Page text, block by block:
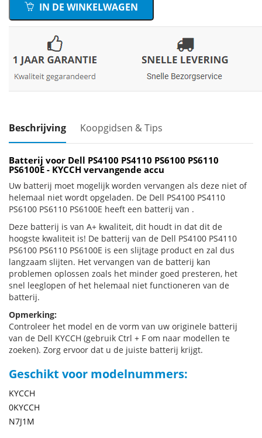
IN DE WINKELWAGEN
Beschrijving Koopgidsen & Tips
Batterij voor Dell PS4100 PS4110 PS6100 PS6110
PS6100E - KYCCH vervangende accu
Uw batterij moet mogelijk worden vervangen als deze niet of
helemaal niet wordt opgeladen. De Dell PS4100 PS4110
PS6100 PS6110 PS6100E heeft een batterij van .
Deze batterij is van A+ kwaliteit, dit houdt in dat dit de
hoogste kwaliteit is! De batterij van de Dell PS4100 PS4110
PS6100 PS6110 PS6100E is een slijtage product en zal dus
langzaam slijten. Het vervangen van de batterij kan
problemen oplossen zoals het minder goed presteren, het
snel leeglopen of het helemaal niet functioneren van de
batterij.
Opmerking:
Controleer het model en de vorm van uw originele batterij
van de Dell KYCCH (gebruik Ctrl + F om naar modellen te
zoeken). Zorg ervoor dat u de juiste batterij krijgt.
Geschikt voor modelnummers:
KYCCH
0KYCCH
N7J1M